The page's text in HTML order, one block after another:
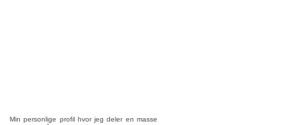
Min personlige profil hvor jeg deler en masse